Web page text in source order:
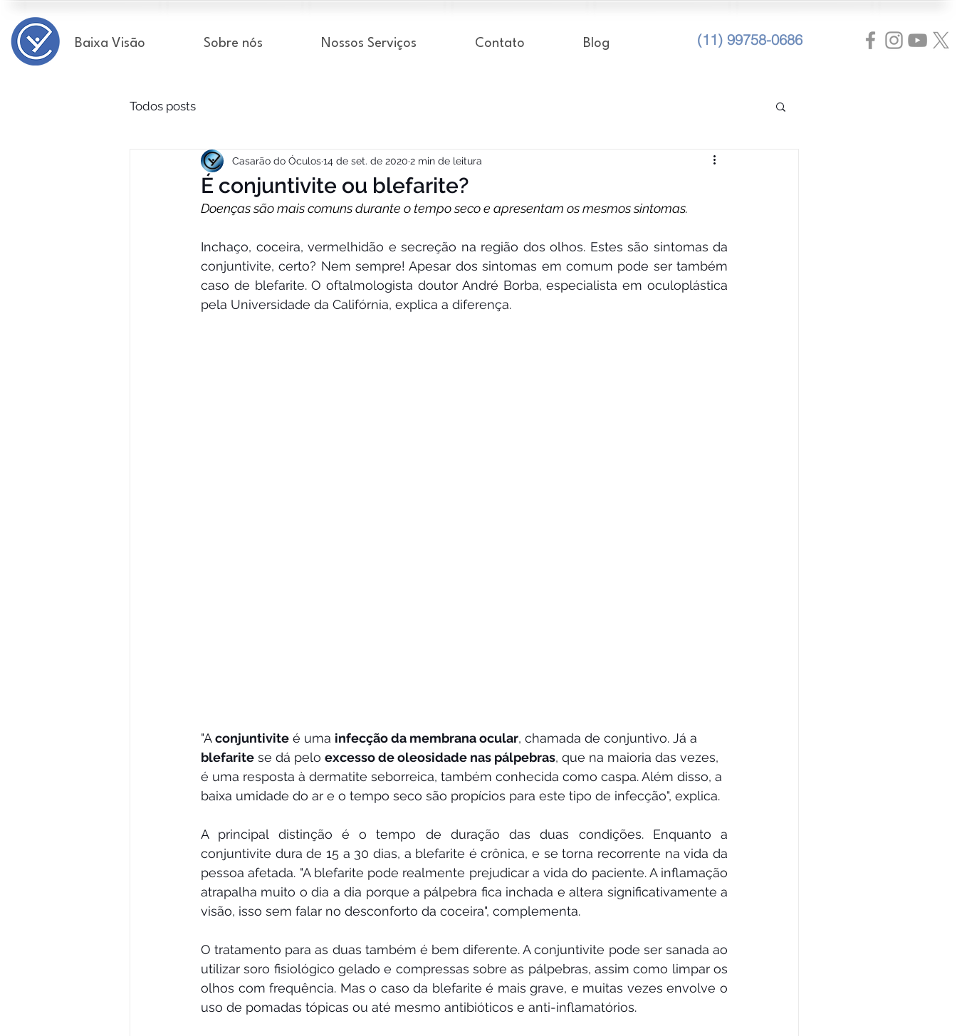
Baixa Visão Sobre nós Nossos Serviços Contato Blog (11) 99758-0686
Todos posts
É conjuntivite ou blefarite?
Casarão do Óculos14 de set. de 2020 2 min de leitura
Doenças são mais comuns durante o tempo seco e apresentam os mesmos sintomas.
Inchaço, coceira, vermelhidão e secreção na região dos olhos. Estes são sintomas da
conjuntivite, certo? Nem sempre! Apesar dos sintomas em comum pode ser também
caso de blefarite. O oftalmologista doutor André Borba, especialista em oculoplástica
pela Universidade da Califórnia, explica a diferença.
"A conjuntivite é uma infecção da membrana ocular, chamada de conjuntivo. Já a
blefarite se dá pelo excesso de oleosidade nas pálpebras, que na maioria das vezes,
é uma resposta à dermatite seborreica, também conhecida como caspa. Além disso, a
baixa umidade do ar e o tempo seco são propícios para este tipo de infecção", explica.
A principal distinção é o tempo de duração das duas condições. Enquanto a
conjuntivite dura de 15 a 30 dias, a blefarite é crônica, e se torna recorrente na vida da
pessoa afetada. "A blefarite pode realmente prejudicar a vida do paciente. A inflamação
atrapalha muito o dia a dia porque a pálpebra fica inchada e altera significativamente a
visão, isso sem falar no desconforto da coceira", complementa.
O tratamento para as duas também é bem diferente. A conjuntivite pode ser sanada ao
utilizar soro fisiológico gelado e compressas sobre as pálpebras, assim como limpar os
olhos com frequência. Mas o caso da blefarite é mais grave, e muitas vezes envolve o
uso de pomadas tópicas ou até mesmo antibióticos e anti-inflamatórios.